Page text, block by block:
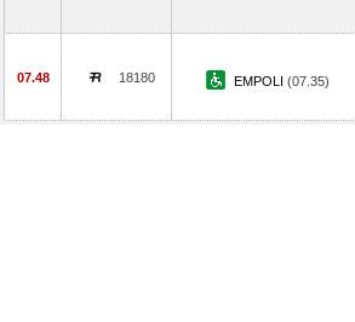
07.48 18180 EMPOLI (07.35)